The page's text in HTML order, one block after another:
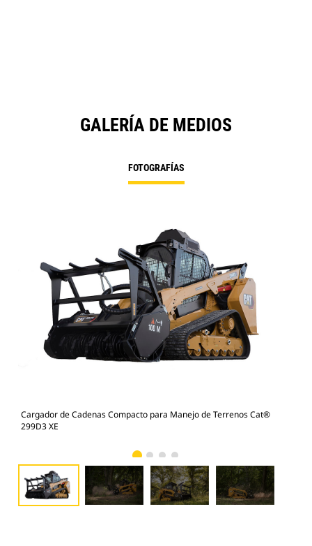
GALERÍA DE MEDIOS
FOTOGRAFÍAS
Cargador de Cadenas Compacto para Manejo de Terrenos Cat®
299D3 XE